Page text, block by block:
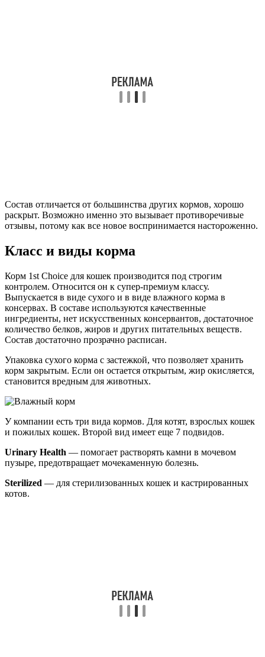
Состав отличается от большинства других кормов, хорошо
раскрыт. Возможно именно это вызывает противоречивые
отзывы, потому как все новое воспринимается настороженно.
Класс и виды корма
Корм 1st Choice для кошек производится под строгим
контролем. Относится он к супер-премиум классу.
Выпускается в виде сухого и в виде влажного корма в
консервах. В составе используются качественные
ингредиенты, нет искусственных консервантов, достаточное
количество белков, жиров и других питательных веществ.
Состав достаточно прозрачно расписан.
Упаковка сухого корма с застежкой, что позволяет хранить
корм закрытым. Если он остается открытым, жир окисляется,
становится вредным для животных.
У компании есть три вида кормов. Для котят, взрослых кошек
и пожилых кошек. Второй вид имеет еще 7 подвидов.
Urinary Health — помогает растворять камни в мочевом
пузыре, предотвращает мочекаменную болезнь.
Sterilized — для стерилизованных кошек и кастрированных
котов.